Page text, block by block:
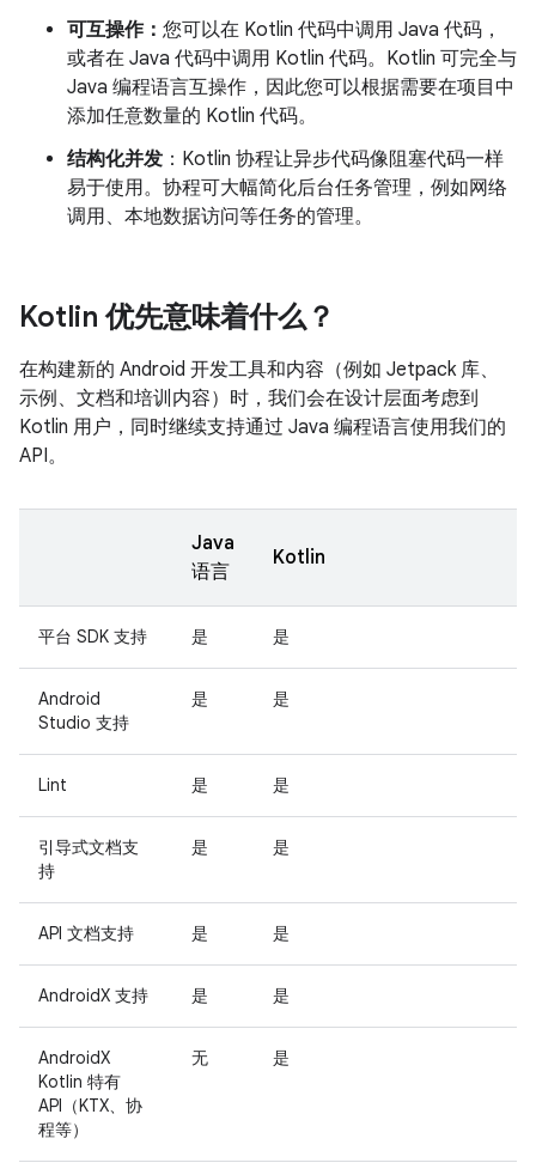
可互操作： 您可以在 Kotlin 代码中调用 Java 代码，
或者在 Java 代码中调用 Kotlin 代码。Kotlin 可完全与
Java 编程语言互操作，因此您可以根据需要在项目中
添加任意数量的 Kotlin 代码。
结构化并发 ：Kotlin 协程让异步代码像阻塞代码一样
易于使用。协程可大幅简化后台任务管理，例如网络
调用、本地数据访问等任务的管理。
Kotlin 优先意味着什么？
在构建新的 Android 开发工具和内容（例如 Jetpack 库、
示例、文档和培训内容）时，我们会在设计层面考虑到
Kotlin 用户，同时继续支持通过 Java 编程语言使用我们的
API。
Java
语言
Kotlin
平台 SDK 支持 是 是
Android
Studio 支持
是 是
Lint 是 是
引导式文档支
持
是 是
API 文档支持 是 是
AndroidX 支持 是 是
AndroidX
Kotlin 特有
API（KTX、协
程等）
无 是